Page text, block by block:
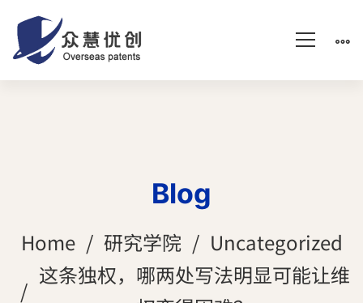
Blog
Home 研究学院
Uncategorized
这条独权，哪两处写法明显可能让维